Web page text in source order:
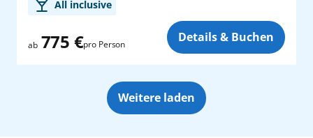
ZusatzAll inclusive
ab 775 €pro Person Details & Buchen
Weitere laden